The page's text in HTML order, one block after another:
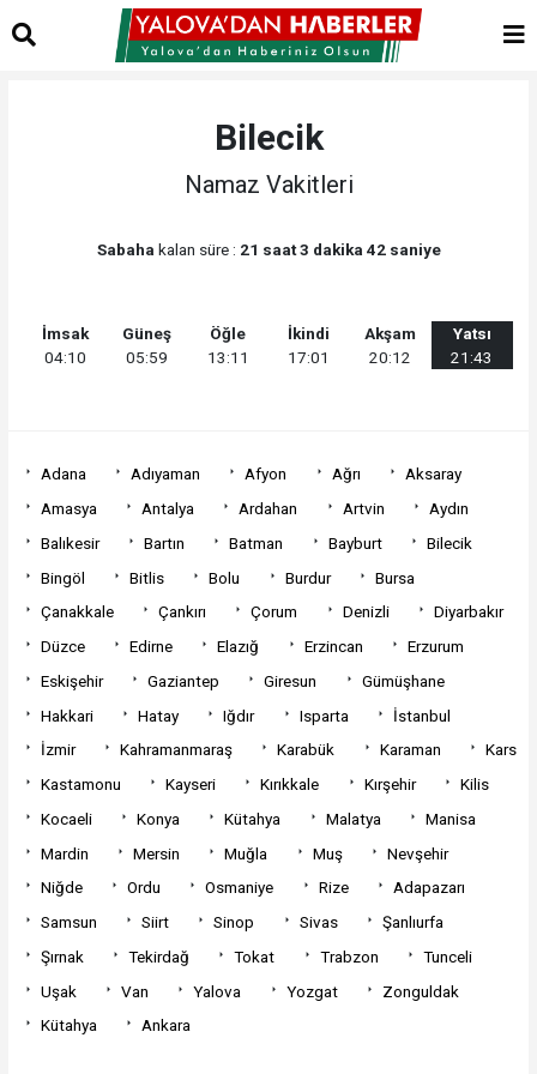
Bilecik
Namaz Vakitleri
Sabaha kalan süre : 21 saat 3 dakika 42 saniye
İmsak
04:10
Güneş
05:59
Öğle
13:11
İkindi
17:01
Akşam
20:12
Yatsı
21:43
Adana Adıyaman Afyon Ağrı
Aksaray
Amasya
Antalya Ardahan Artvin
Aydın
Balıkesir
Bartın Batman Bayburt
Bilecik
Bingöl
Bitlis Bolu Burdur
Bursa
Çanakkale
Çankırı Çorum Denizli
Diyarbakır
Düzce
Edirne Elazığ Erzincan
Erzurum
Eskişehir
Gaziantep Giresun
Gümüşhane
Hakkari
Hatay Iğdır Isparta
İstanbul
İzmir
Kahramanmaraş Karabük Karaman
Kars
Kastamonu
Kayseri Kırıkkale Kırşehir
Kilis
Kocaeli
Konya Kütahya Malatya
Manisa
Mardin
Mersin Muğla Muş
Nevşehir
Niğde
Ordu Osmaniye Rize
Adapazarı
Samsun
Siirt Sinop Sivas
Şanlıurfa
Şırnak
Tekirdağ Tokat Trabzon
Tunceli
Uşak
Van Yalova Yozgat
Zonguldak
Kütahya
Ankara